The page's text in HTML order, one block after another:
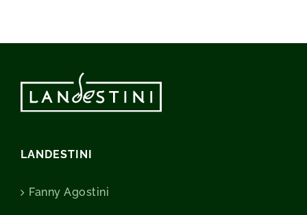
LANDESTINI
Fanny Agostini